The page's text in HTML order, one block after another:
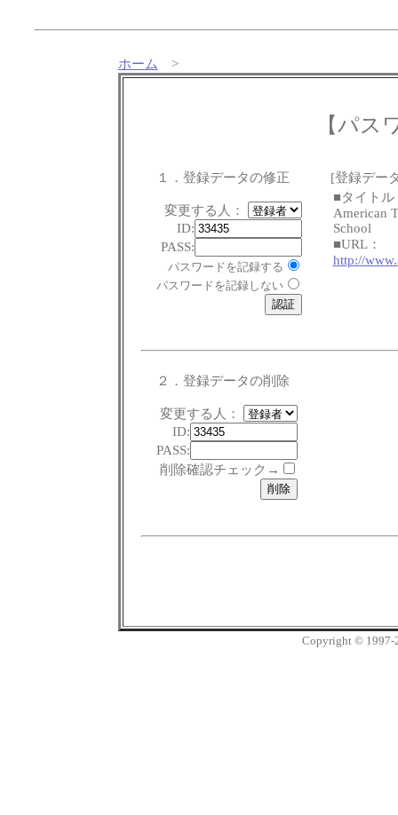
ホーム >
【パス
１．登録データの修正
変更する人：
ID:
PASS:
パスワードを記録する
パスワードを記録しない
[登録デー
■タイトル
American
School
■URL：
http://
２．登録データの削除
変更する人：
ID:
PASS:
削除確認チェック→
Copyright © 1997-